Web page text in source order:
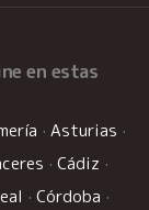
en estas
· Asturias ·
· Cádiz ·
· Córdoba ·